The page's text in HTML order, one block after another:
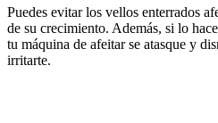
Puedes evitar los vellos enterrados
de su crecimiento. Además, si lo
tu máquina de afeitar se atasque y
irritarte.